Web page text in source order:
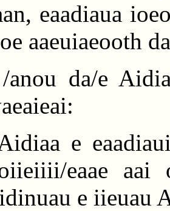
eaadiaua
aaeuiaeooth
anou da/e
e
eaae aai
e iieuau